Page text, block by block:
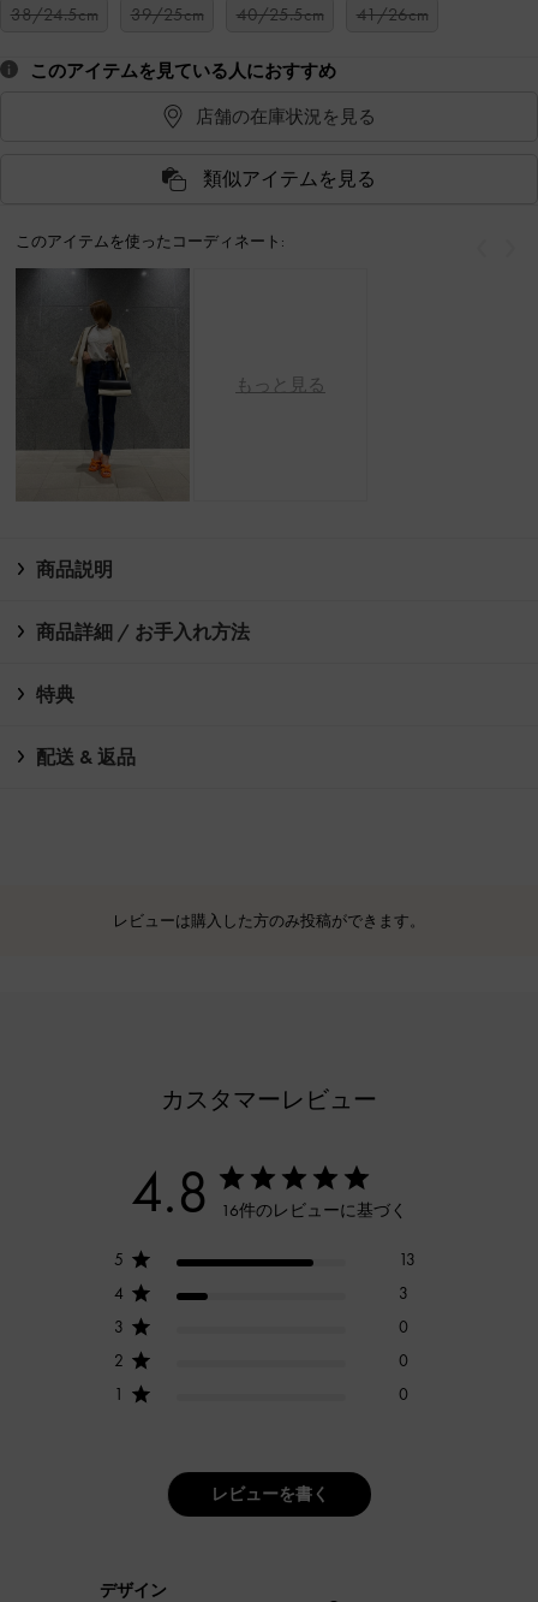
38/24.5cm 39/25cm 40/25.5cm 41/26cm
このアイテムを見ている人におすすめ
店舗の在庫状況を見る
類似アイテムを見る
このアイテムを使ったコーディネート:
もっと見る
商品説明
商品詳細 / お手入れ方法
特典
配送 & 返品
レビューは購入した方のみ投稿ができます。
カスタマーレビュー
4.8 16件のレビューに基づく
5
13
4
3
3
0
2
0
1
0
レビューを書く
デザイン